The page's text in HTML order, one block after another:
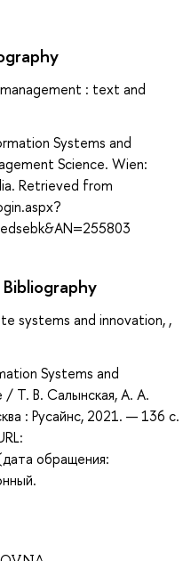
: text and
Systems and
Science. Wien:
Retrieved from
systems and innovation, ,
Systems and
/ Т. В. Салынская, А. А.
: Русайнс, 2021. — 136 с.
обращения: